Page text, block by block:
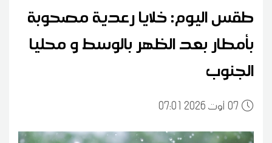
طقس اليوم: خلايا رعدية مصحوبة
بأمطار بعد الظهر بالوسط و محليا
الجنوب
0707:01 2026 أوت